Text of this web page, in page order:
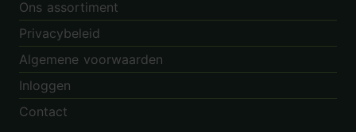
Ons assortiment
Privacybeleid
Algemene voorwaarden
Inloggen
Contact